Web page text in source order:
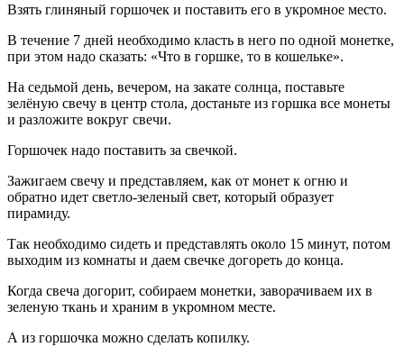
Взять глиняный горшочек и поставить его в укромное место.
В течение 7 дней необходимо класть в него по одной монетке,
при этом надо сказать: «Что в горшке, то в кошельке».
На седьмой день, вечером, на закате солнца, поставьте
зелёную свечу в центр стола, достаньте из горшка все монеты
и разложите вокруг свечи.
Горшочек надо поставить за свечкой.
Зажигаем свечу и представляем, как от монет к огню и
обратно идет светло-зеленый свет, который образует
пирамиду.
Так необходимо сидеть и представлять около 15 минут, потом
выходим из комнаты и даем свечке догореть до конца.
Когда свеча догорит, собираем монетки, заворачиваем их в
зеленую ткань и храним в укромном месте.
А из горшочка можно сделать копилку.